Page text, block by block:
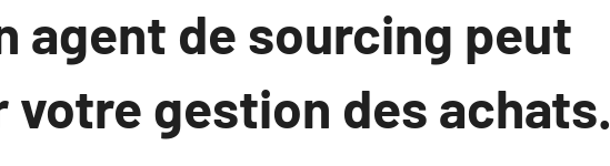
agent de sourcing peut
gestion des achats.